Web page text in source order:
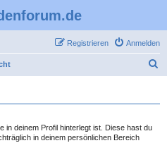
Anmelden
Registrieren
in deinem Profil hinterlegt ist. Diese hast du
in deinem persönlichen Bereich